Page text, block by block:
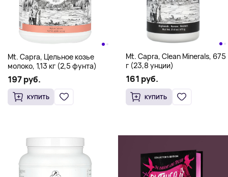
Mt. Capra, Цельное козье
молоко, 1,13 кг (2,5 фунта)
197 руб.
КУПИТЬ
Mt. Capra, Clean Minerals, 675
г (23,8 унции)
161 руб.
КУПИТЬ